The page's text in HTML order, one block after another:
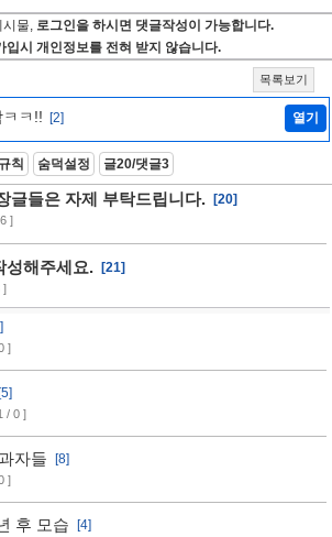
시물, 로그인을 하시면 댓글작성이 가능합니다.
입시 개인정보를 전혀 받지 않습니다.
목록보기
ㅋ!! [2] 열기
규칙 숨덕설정 글20/댓글3
글들은 자제 부탁드립니다.
[20]
]
성해주세요.
[21]
]
]
[5]
/ 0 ]
자들
[8]
]
후 모습
[4]